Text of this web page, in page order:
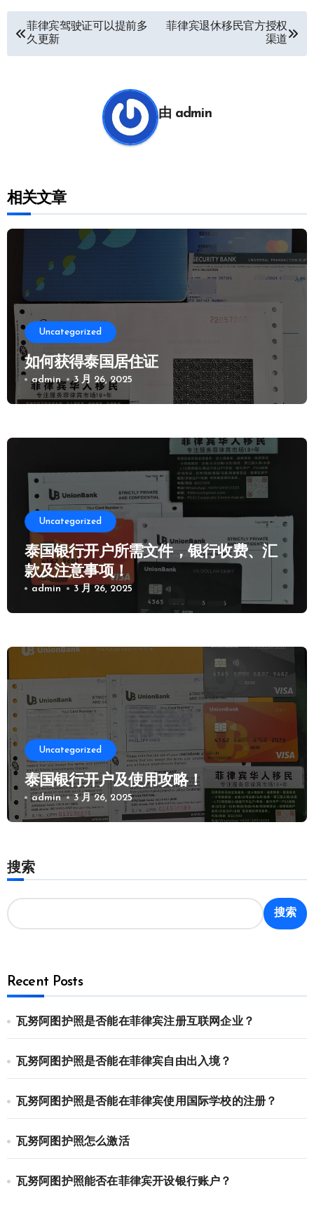
菲律宾驾驶证可以提前多
久更新
菲律宾退休移民官方授权
渠道
由 admin
相关文章
Uncategorized
如何获得泰国居住证
admin 3 月 26, 2025
Uncategorized
泰国银行开户所需文件，银行收费、汇
款及注意事项！
admin 3 月 26, 2025
Uncategorized
泰国银行开户及使用攻略！
admin 3 月 26, 2025
搜索
搜索
Recent Posts
瓦努阿图护照是否能在菲律宾注册互联网企业？
瓦努阿图护照是否能在菲律宾自由出入境？
瓦努阿图护照是否能在菲律宾使用国际学校的注册？
瓦努阿图护照怎么激活
瓦努阿图护照能否在菲律宾开设银行账户？